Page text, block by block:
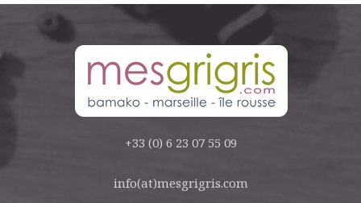
+33 (0) 6 23 07 55 09
info(at)mesgrigris.com